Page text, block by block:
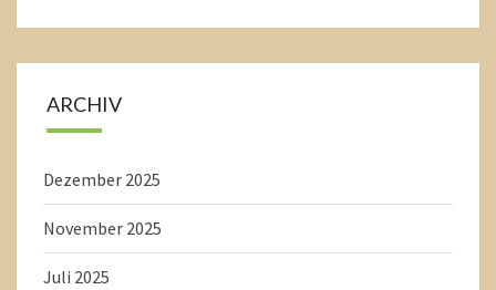
ARCHIV
Dezember 2025
November 2025
Juli 2025